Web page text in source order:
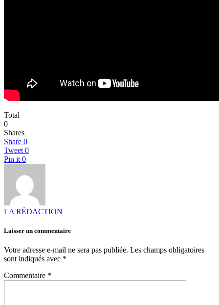
Total
0
Shares
Share 0
Tweet 0
Pin it 0
LA RÉDACTION
Laisser un commentaire
Votre adresse e-mail ne sera pas publiée. Les champs obligatoires
sont indiqués avec *
Commentaire *